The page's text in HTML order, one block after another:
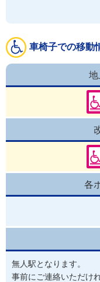
車椅子での移動
地
各
無人駅となります。
事前にご連絡いただけ